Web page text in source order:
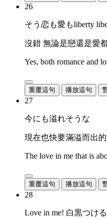
26
そう恋も愛もliberty
沒錯 無論是戀還是愛
Yes, both romance and
重覆這句 播放這句
27
今にも溢れそうな
現在也快要滿溢而出的
The love in me that is
重覆這句 播放這句
28
Love in me! 白黒つけ